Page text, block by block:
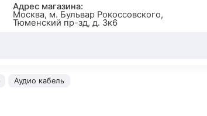
Адрес магазина:
Москва, м. Бульвар Рокоссовского,
Тюменский пр-зд, д. 3к6
Аудио кабель